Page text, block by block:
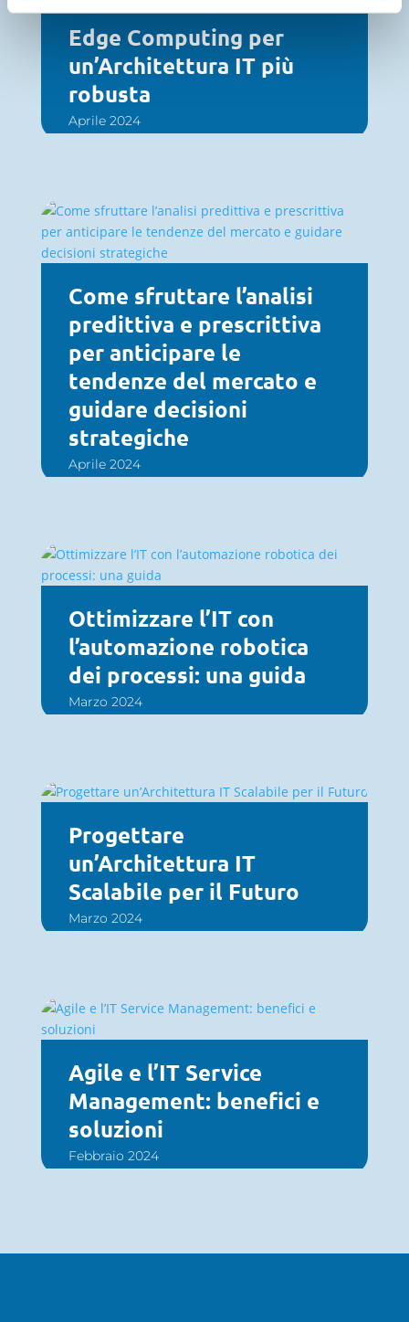
Edge Computing per
un’Architettura IT più
robusta
Aprile 2024
Come sfruttare l’analisi
predittiva e prescrittiva
per anticipare le
tendenze del mercato e
guidare decisioni
strategiche
Aprile 2024
Ottimizzare l’IT con
l’automazione robotica
dei processi: una guida
Marzo 2024
Progettare
un’Architettura IT
Scalabile per il Futuro
Marzo 2024
Agile e l’IT Service
Management: benefici e
soluzioni
Febbraio 2024